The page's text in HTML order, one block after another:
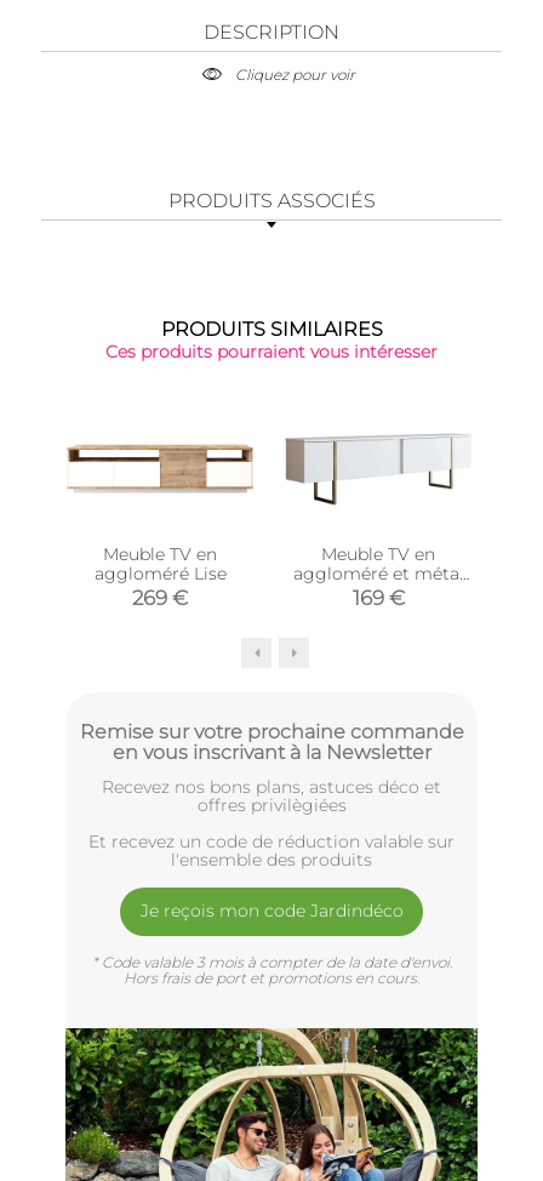
DESCRIPTION
Cliquez pour voir
PRODUITS ASSOCIÉS
PRODUITS SIMILAIRES
Ces produits pourraient vous intéresser
Meuble TV en
aggloméré Lise
269 €
Meuble TV en
aggloméré et métal
Luxe (Blanc + doré)
169 €
Remise sur votre prochaine commande
en vous inscrivant à la Newsletter
Recevez nos bons plans, astuces déco et
offres privilègiées
Et recevez un code de réduction valable sur
l'ensemble des produits
Je reçois mon code Jardindéco
* Code valable 3 mois à compter de la date d'envoi.
Hors frais de port et promotions en cours.